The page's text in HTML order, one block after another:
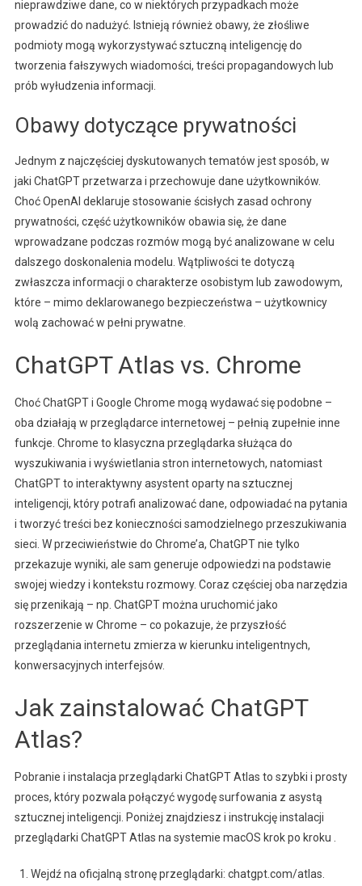
nieprawdziwe dane, co w niektórych przypadkach może
prowadzić do nadużyć. Istnieją również obawy, że złośliwe
podmioty mogą wykorzystywać sztuczną inteligencję do
tworzenia fałszywych wiadomości, treści propagandowych lub
prób wyłudzenia informacji.
Obawy dotyczące prywatności
Jednym z najczęściej dyskutowanych tematów jest sposób, w
jaki ChatGPT przetwarza i przechowuje dane użytkowników.
Choć OpenAI deklaruje stosowanie ścisłych zasad ochrony
prywatności, część użytkowników obawia się, że dane
wprowadzane podczas rozmów mogą być analizowane w celu
dalszego doskonalenia modelu. Wątpliwości te dotyczą
zwłaszcza informacji o charakterze osobistym lub zawodowym,
które – mimo deklarowanego bezpieczeństwa – użytkownicy
wolą zachować w pełni prywatne.
ChatGPT Atlas vs. Chrome
Choć ChatGPT i Google Chrome mogą wydawać się podobne –
oba działają w przeglądarce internetowej – pełnią zupełnie inne
funkcje. Chrome to klasyczna przeglądarka służąca do
wyszukiwania i wyświetlania stron internetowych, natomiast
ChatGPT to interaktywny asystent oparty na sztucznej
inteligencji, który potrafi analizować dane, odpowiadać na pytania
i tworzyć treści bez konieczności samodzielnego przeszukiwania
sieci. W przeciwieństwie do Chrome’a, ChatGPT nie tylko
przekazuje wyniki, ale sam generuje odpowiedzi na podstawie
swojej wiedzy i kontekstu rozmowy. Coraz częściej oba narzędzia
się przenikają – np. ChatGPT można uruchomić jako
rozszerzenie w Chrome – co pokazuje, że przyszłość
przeglądania internetu zmierza w kierunku inteligentnych,
konwersacyjnych interfejsów.
Jak zainstalować ChatGPT
Atlas?
Pobranie i instalacja przeglądarki ChatGPT Atlas to szybki i prosty
proces, który pozwala połączyć wygodę surfowania z asystą
sztucznej inteligencji. Poniżej znajdziesz i instrukcję instalacji
przeglądarki ChatGPT Atlas na systemie macOS krok po kroku .
Wejdź na oficjalną stronę przeglądarki: chatgpt.com/atlas